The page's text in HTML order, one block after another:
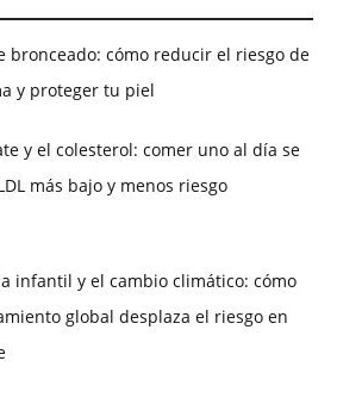
bronceado: cómo reducir el riesgo de
y proteger tu piel
y el colesterol: comer uno al día se
más bajo y menos riesgo
infantil y el cambio climático: cómo
global desplaza el riesgo en